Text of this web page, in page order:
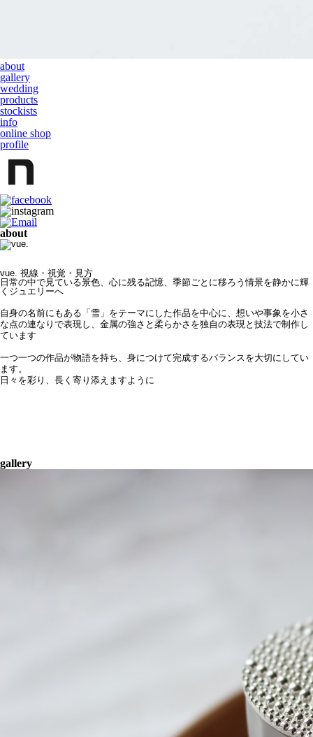
about
gallery
wedding
products
stockists
info
online shop
profile
about
vue. 視線・視覚・見方
日常の中で見ている景色、心に残る記憶、季節ごとに移ろう情景を静かに輝
くジュエリーへ
自身の名前にもある「雪」をテーマにした作品を中心に、想いや事象を小さ
な点の連なりで表現し、金属の強さと柔らかさを独自の表現と技法で制作し
ています
一つ一つの作品が物語を持ち、身につけて完成するバランスを大切にしてい
ます。
日々を彩り、長く寄り添えますように
gallery